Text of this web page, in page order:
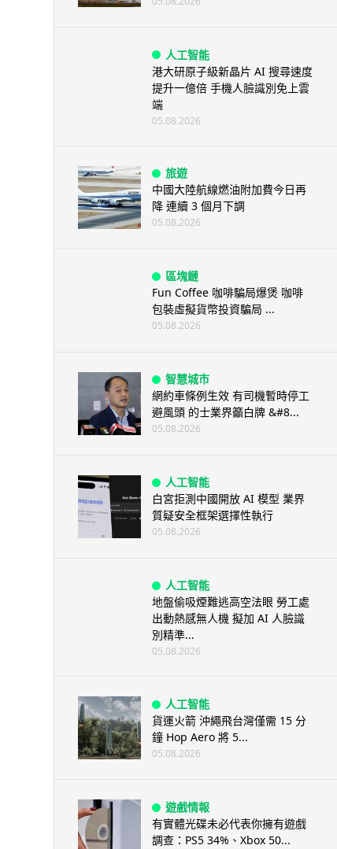
人工智能
港大研原子級新晶片 AI 搜尋速度
提升一億倍 手機人臉識別免上雲
端
05.08.2026
旅遊
中國大陸航線燃油附加費今日再
降 連續 3 個月下調
05.08.2026
區塊鏈
Fun Coffee 咖啡騙局爆煲 咖啡
包裝虛擬貨幣投資騙局 ...
05.08.2026
智慧城市
網約車條例生效 有司機暫時停工
避風頭 的士業界籲白牌 &#8...
05.08.2026
人工智能
白宮拒測中國開放 AI 模型 業界
質疑安全框架選擇性執行
05.08.2026
人工智能
地盤偷吸煙難逃高空法眼 勞工處
出動熱感無人機 擬加 AI 人臉識
別精準...
05.08.2026
人工智能
貨運火箭 沖繩飛台灣僅需 15 分
鐘 Hop Aero 將 5...
05.08.2026
遊戲情報
有實體光碟未必代表你擁有遊戲
調查：PS5 34%、Xbox 50...